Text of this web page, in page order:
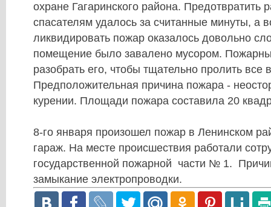
охране Гагаринского района. Предотвратить
спасателям удалось за считанные минуты, а
ликвидировать пожар оказалось довольно
помещение было завалено мусором.
разобрать его, чтобы тщательно пролить все
Предположительная причина пожара -
курении. Площади пожара составила 20
8-го января произошел пожар в Ленинском
гараж. На месте происшествия работали
государственной пожарной части № 1.
замыкание электропроводки.